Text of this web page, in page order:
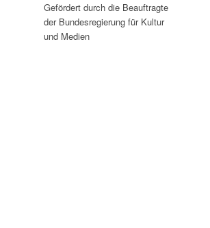
Gefördert durch die Beauftragte
der Bundesregierung für Kultur
und Medien